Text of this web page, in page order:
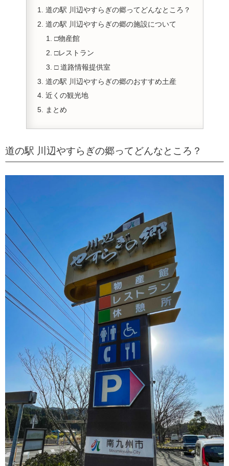
道の駅 川辺やすらぎの郷ってどんなところ？
道の駅 川辺やすらぎの郷の施設について
□物産館
□レストラン
□ 道路情報提供室
道の駅 川辺やすらぎの郷のおすすめ土産
近くの観光地
まとめ
道の駅 川辺やすらぎの郷ってどんなところ？